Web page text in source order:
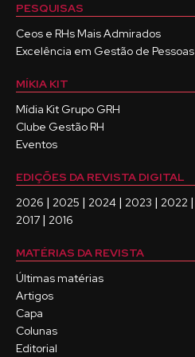
PESQUISAS
Ceos e RHs Mais Admirados
Excelência em Gestão de Pessoas
MÍKIA KIT
Mídia Kit Grupo GRH
Clube Gestão RH
Eventos
EDIÇÕES DA REVISTA DIGITAL
2026 | 2025 | 2024 | 2023 | 2022 |
2017 | 2016
MATÉRIAS DA REVISTA
Últimas matérias
Artigos
Capa
Colunas
Editorial